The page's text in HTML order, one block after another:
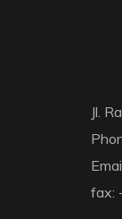
Jl.
fax: